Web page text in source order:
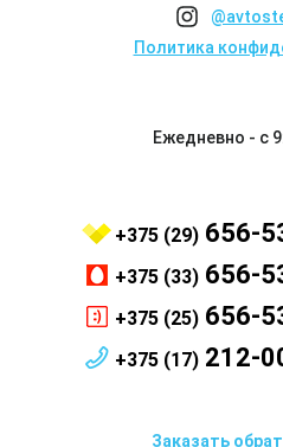
Политика
Ежедневно - с
+375 (29) 656-
+375 (33) 656-
+375 (25) 656-
+375 (17) 212-
Заказать